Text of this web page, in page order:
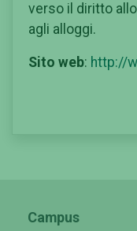
verso il diritto
agli alloggi.
Sito web: http://
Campus